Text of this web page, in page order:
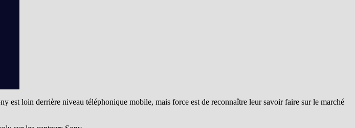
est loin derrière niveau téléphonique mobile, mais force est de reconnaître leur savoir faire sur le marché